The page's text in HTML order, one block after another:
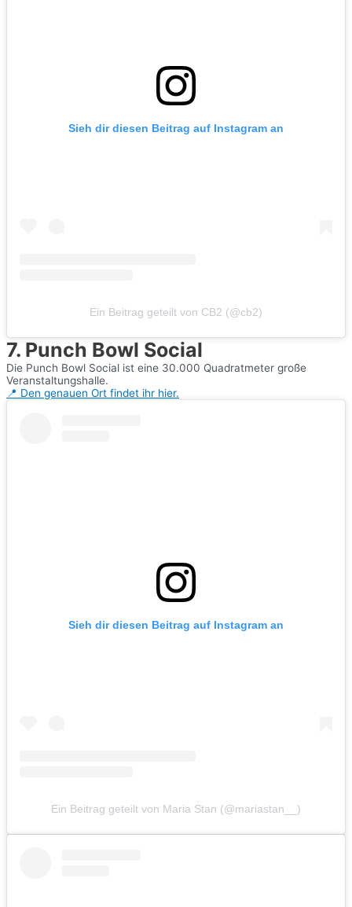
Sieh dir diesen Beitrag auf Instagram an
Ein Beitrag geteilt von CB2 (@cb2)
7. Punch Bowl Social
Die Punch Bowl Social ist eine 30.000 Quadratmeter große
Veranstaltungshalle.
📍 Den genauen Ort findet ihr hier.
Sieh dir diesen Beitrag auf Instagram an
Ein Beitrag geteilt von Maria Stan (@mariastan__)